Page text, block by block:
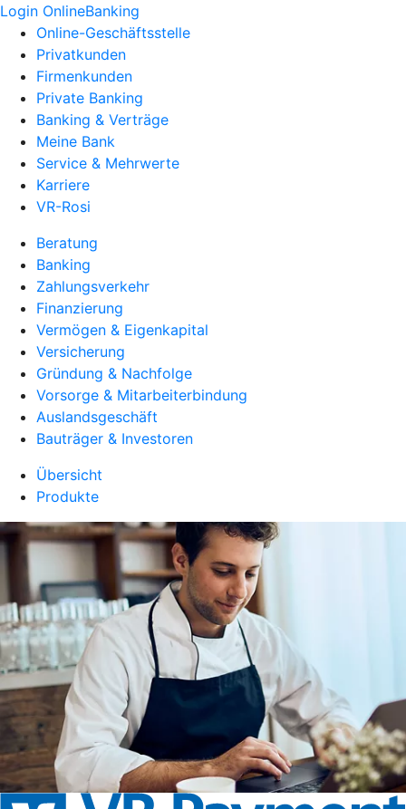
Login OnlineBanking
Online-Geschäftsstelle
Privatkunden
Firmenkunden
Private Banking
Banking & Verträge
Meine Bank
Service & Mehrwerte
Karriere
VR-Rosi
Beratung
Banking
Zahlungsverkehr
Finanzierung
Vermögen & Eigenkapital
Versicherung
Gründung & Nachfolge
Vorsorge & Mitarbeiterbindung
Auslandsgeschäft
Bauträger & Investoren
Übersicht
Produkte